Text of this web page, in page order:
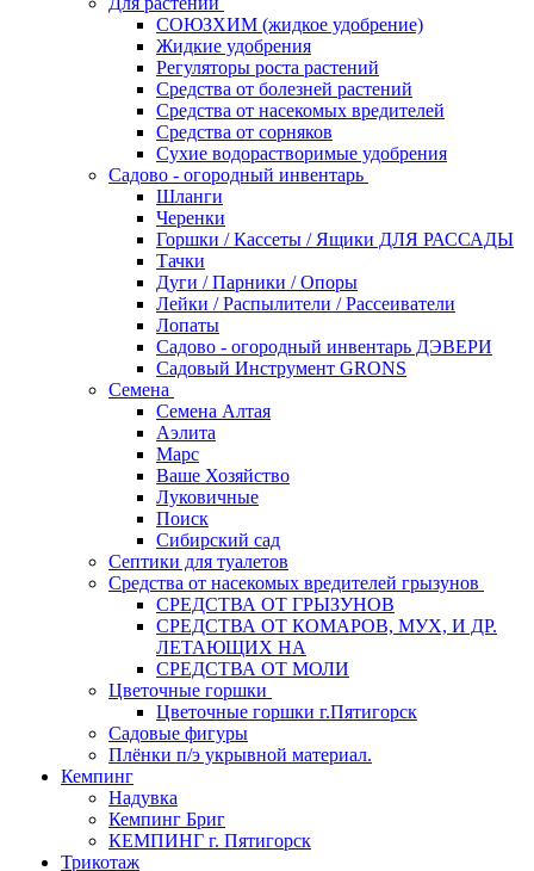
СОЮЗХИМ (жидкое удобрение)
Жидкие удобрения
Регуляторы роста растений
Средства от болезней растений
Средства от насекомых вредителей
Средства от сорняков
Сухие водорастворимые удобрения
Садово - огородный инвентарь
Шланги
Черенки
Горшки / Кассеты / Ящики ДЛЯ РАССАДЫ
Тачки
Дуги / Парники / Опоры
Лейки / Распылители / Рассеиватели
Лопаты
Садово - огородный инвентарь ДЭВЕРИ
Садовый Инструмент GRONS
Семена
Семена Алтая
Аэлита
Марс
Ваше Хозяйство
Луковичные
Поиск
Сибирский сад
Септики для туалетов
Средства от насекомых вредителей грызунов
СPEДСТВА ОТ ГРЫЗУНОВ
СРЕДСТВА ОТ КОМАРОВ, МУХ, И ДР.
ЛЕТАЮЩИХ НА
СРЕДСТВА ОТ МОЛИ
Цветочные горшки
Цветочные горшки г.Пятигорск
Садовые фигуры
Плёнки п/э укрывной материал.
Кемпинг
Надувка
Кемпинг Бриг
КЕМПИНГ г. Пятигорск
Трикотаж